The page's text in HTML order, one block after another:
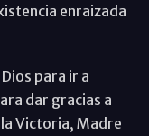
enraizada
para ir a
dar gracias a
Victoria, Madre